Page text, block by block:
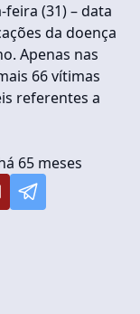
(31) – data
da doença
Apenas nas
66 vítimas
referentes a
65 meses